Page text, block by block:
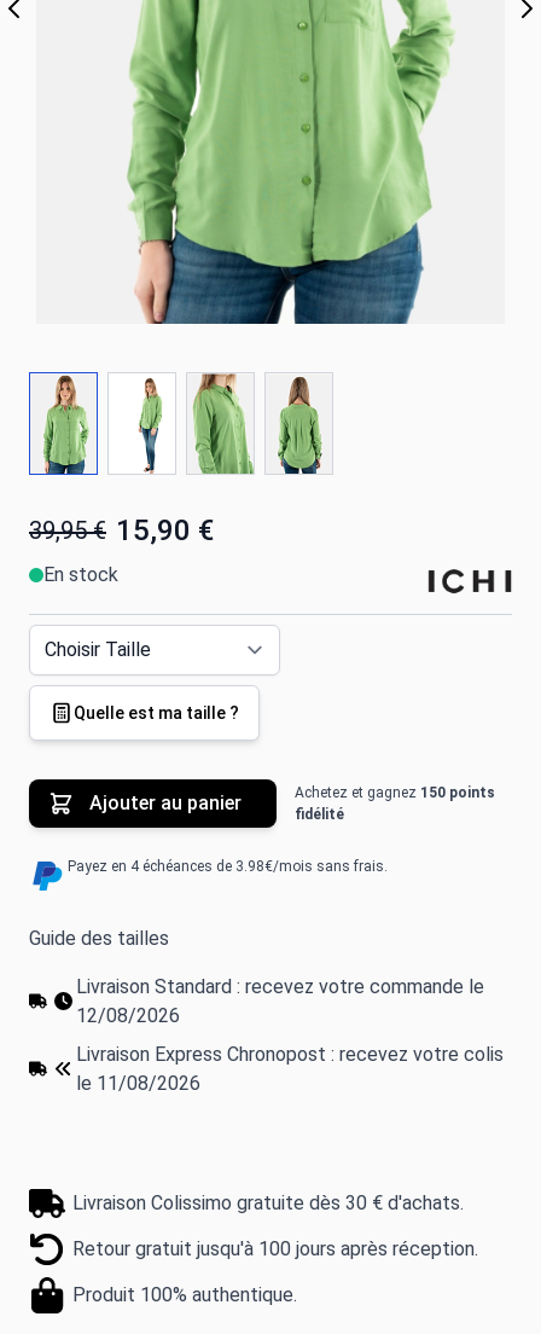
39,95 € 15,90 €
En stock
Quelle est ma taille ?
Ajouter au panier Achetez et gagnez 150 points
fidélité
Payez en 4 échéances de 3.98€/mois sans frais.
Guide des tailles
Livraison Standard : recevez votre commande le
12/08/2026
Livraison Express Chronopost : recevez votre colis
le 11/08/2026
Livraison Colissimo gratuite dès 30 € d'achats.
Retour gratuit jusqu'à 100 jours après réception.
Produit 100% authentique.